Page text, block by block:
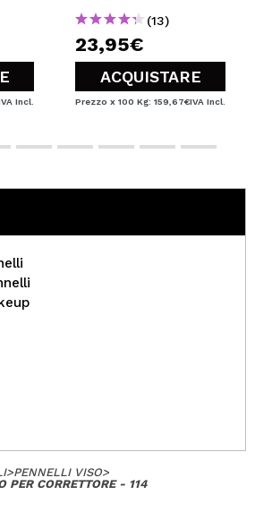
Incl.
(13)
23,95€
ACQUISTARE
Prezzo x 100 Kg: 159,67€IVA Incl.
>PENNELLI VISO>
PER CORRETTORE - 114